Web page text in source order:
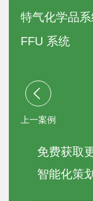
特气化学品
FFU 系统
上一案例
免费获取
智能化策